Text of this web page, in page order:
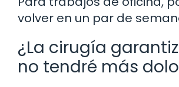
volver en un par de
¿La cirugía
no tendré más